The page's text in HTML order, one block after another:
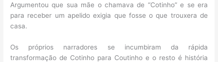
Argumentou que sua mãe o chamava de “Cotinho” e se era
para receber um apelido exigia que fosse o que trouxera de
casa.
Os próprios narradores se incumbiram da rápida
transformação de Cotinho para Coutinho e o resto é história